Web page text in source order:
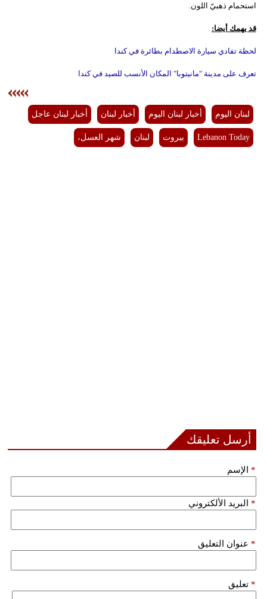
استحمام ذهبيّ اللون.
قد يهمك أيضا:
لحظة تفادي سيارة الاصطدام بطائرة في كندا
تعرف على مدينة "مانيتوبا" المكان الأنسب للصيد في كندا
لبنان اليوم أخبار لبنان اليوم أخبار لبنان أخبار لبنان عاجل
Lebanon Today بيروت لبنان شهر العسل،
أرسل تعليقك
الإسم *
البريد الألكتروني *
عنوان التعليق *
تعليق *